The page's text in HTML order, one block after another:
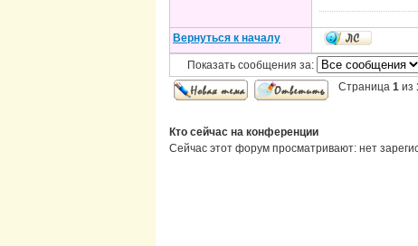
Вернуться к началу
Показать сообщения за:
Страница 1 из
Кто сейчас на конференции
Сейчас этот форум просматривают: нет